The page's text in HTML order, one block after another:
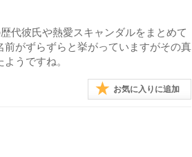
代彼氏や熱愛スキャンダルをまとめて
がずらずらと挙がっていますがその真
うですね。
お気に入りに追加